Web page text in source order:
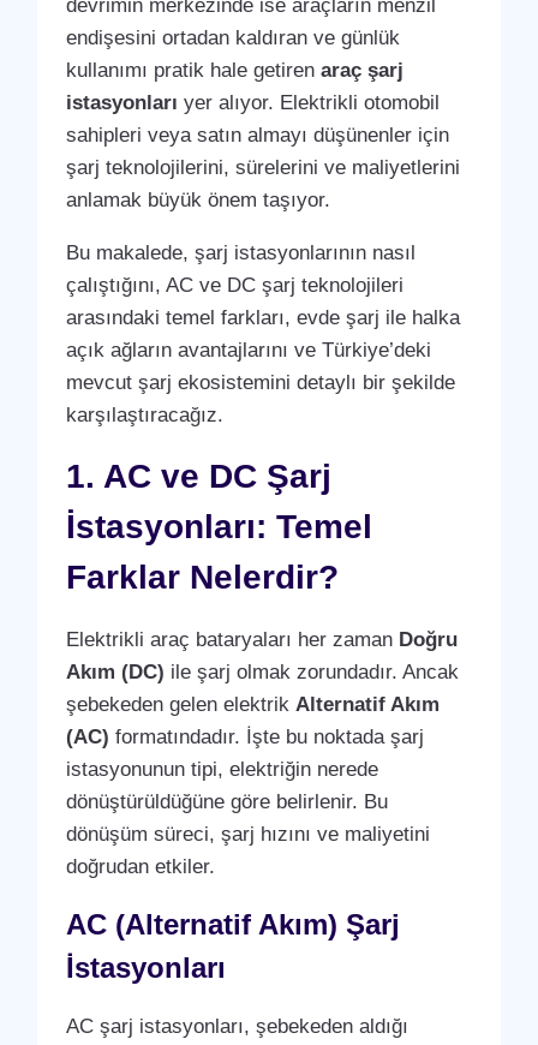
devrimin merkezinde ise araçların menzil
endişesini ortadan kaldıran ve günlük
kullanımı pratik hale getiren araç şarj
istasyonları yer alıyor. Elektrikli otomobil
sahipleri veya satın almayı düşünenler için
şarj teknolojilerini, sürelerini ve maliyetlerini
anlamak büyük önem taşıyor.
Bu makalede, şarj istasyonlarının nasıl
çalıştığını, AC ve DC şarj teknolojileri
arasındaki temel farkları, evde şarj ile halka
açık ağların avantajlarını ve Türkiye’deki
mevcut şarj ekosistemini detaylı bir şekilde
karşılaştıracağız.
1. AC ve DC Şarj
İstasyonları: Temel
Farklar Nelerdir?
Elektrikli araç bataryaları her zaman Doğru
Akım (DC) ile şarj olmak zorundadır. Ancak
şebekeden gelen elektrik Alternatif Akım
(AC) formatındadır. İşte bu noktada şarj
istasyonunun tipi, elektriğin nerede
dönüştürüldüğüne göre belirlenir. Bu
dönüşüm süreci, şarj hızını ve maliyetini
doğrudan etkiler.
AC (Alternatif Akım) Şarj
İstasyonları
AC şarj istasyonları, şebekeden aldığı